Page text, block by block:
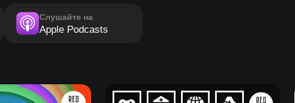
Слушайте на
Apple Podcasts